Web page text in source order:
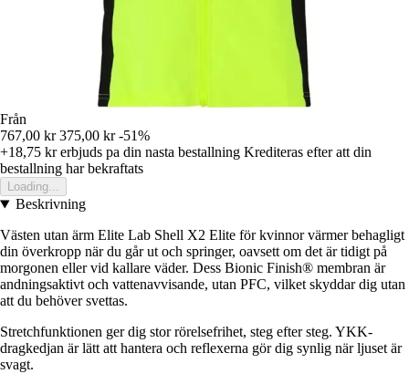
Från
767,00 kr 375,00 kr -51%
+18,75 krerbjuds pa din nasta bestallning Krediteras efter att din
bestallning har bekraftats
Loading...
Beskrivning
Västen utan ärm Elite Lab Shell X2 Elite för kvinnor värmer behagligt
din överkropp när du går ut och springer, oavsett om det är tidigt på
morgonen eller vid kallare väder. Dess Bionic Finish® membran är
andningsaktivt och vattenavvisande, utan PFC, vilket skyddar dig utan
att du behöver svettas.
Stretchfunktionen ger dig stor rörelsefrihet, steg efter steg. YKK-
dragkedjan är lätt att hantera och reflexerna gör dig synlig när ljuset är
svagt.